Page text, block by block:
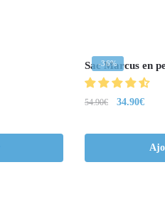
-36%
Sac Marcus en
54.90€ 34.90€